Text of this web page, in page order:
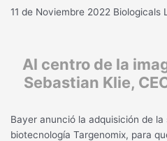
11 de Noviembre 2022 Biologicals
Al centro de la
Sebastian Klie,
Bayer anunció la adquisición de
biotecnología Targenomix, para